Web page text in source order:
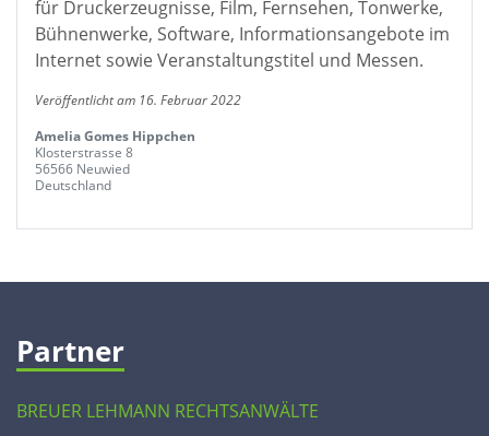
für Druckerzeugnisse, Film, Fernsehen, Tonwerke,
Bühnenwerke, Software, Informationsangebote im
Internet sowie Veranstaltungstitel und Messen.
Veröffentlicht am 16. Februar 2022
Amelia Gomes Hippchen
Klosterstrasse 8
56566 Neuwied
Deutschland
Partner
BREUER LEHMANN RECHTSANWÄLTE